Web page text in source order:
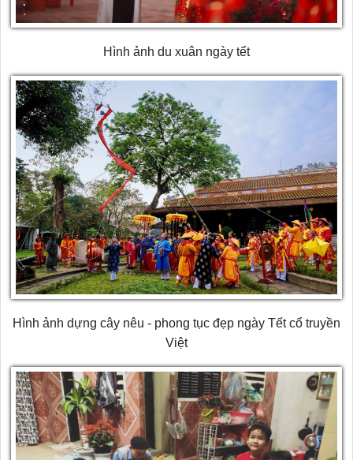
Hình ảnh du xuân ngày tết
Hình ảnh dựng cây nêu - phong tục đẹp ngày Tết cổ truyền
Việt